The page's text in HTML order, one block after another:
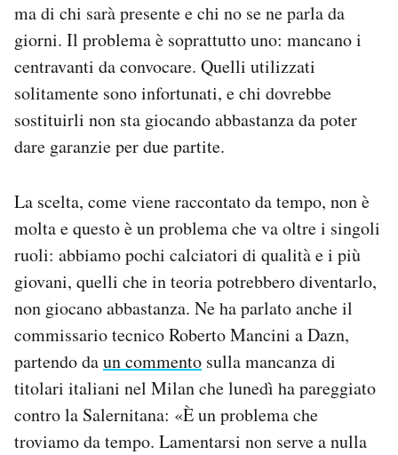
ma di chi sarà presente e chi no se ne parla da
giorni. Il problema è soprattutto uno: mancano i
centravanti da convocare. Quelli utilizzati
solitamente sono infortunati, e chi dovrebbe
sostituirli non sta giocando abbastanza da poter
dare garanzie per due partite.
La scelta, come viene raccontato da tempo, non è
molta e questo è un problema che va oltre i singoli
ruoli: abbiamo pochi calciatori di qualità e i più
giovani, quelli che in teoria potrebbero diventarlo,
non giocano abbastanza. Ne ha parlato anche il
commissario tecnico Roberto Mancini a Dazn,
partendo daun commento sulla mancanza di
titolari italiani nel Milan che lunedì ha pareggiato
contro la Salernitana: «È un problema che
troviamo da tempo. Lamentarsi non serve a nulla